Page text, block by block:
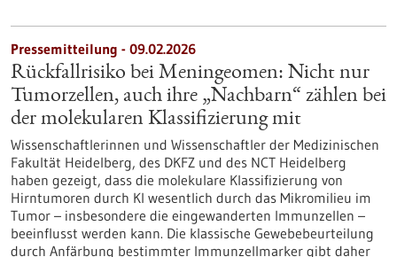
Pressemitteilung - 09.02.2026
Rückfallrisiko bei Meningeomen: Nicht nur
Tumorzellen, auch ihre „Nachbarn“ zählen bei
der molekularen Klassifizierung mit
Wissenschaftlerinnen und Wissenschaftler der Medizinischen
Fakultät Heidelberg, des DKFZ und des NCT Heidelberg
haben gezeigt, dass die molekulare Klassifizierung von
Hirntumoren durch KI wesentlich durch das Mikromilieu im
Tumor – insbesondere die eingewanderten Immunzellen –
beeinflusst werden kann. Die klassische Gewebebeurteilung
durch Anfärbung bestimmter Immunzellmarker gibt daher